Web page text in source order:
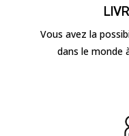
Vous avez la
dans le monde